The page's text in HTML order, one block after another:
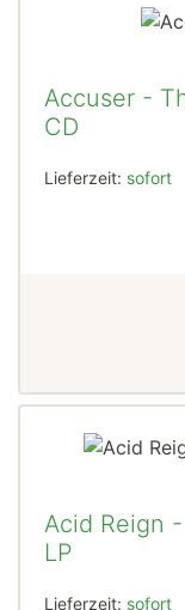
Accuser -
CD
Lieferzeit: sofort
Acid Reign
LP
Lieferzeit: sofort